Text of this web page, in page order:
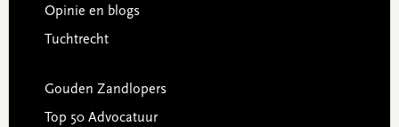
Opinie en blogs
Tuchtrecht
Gouden Zandlopers
Top 50 Advocatuur